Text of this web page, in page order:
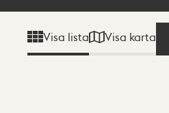
Visa lista Visa karta